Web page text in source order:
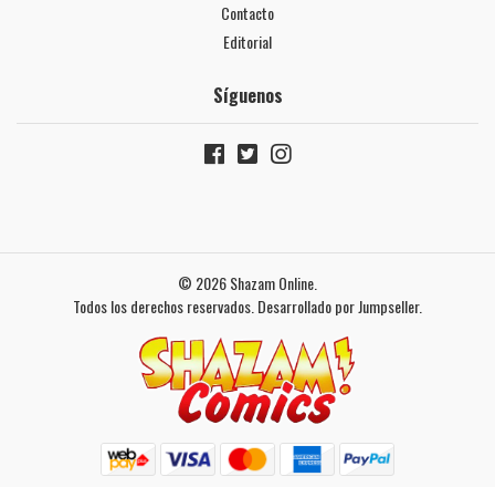
Contacto
Editorial
Síguenos
© 2026 Shazam Online.
Todos los derechos reservados. Desarrollado por Jumpseller.